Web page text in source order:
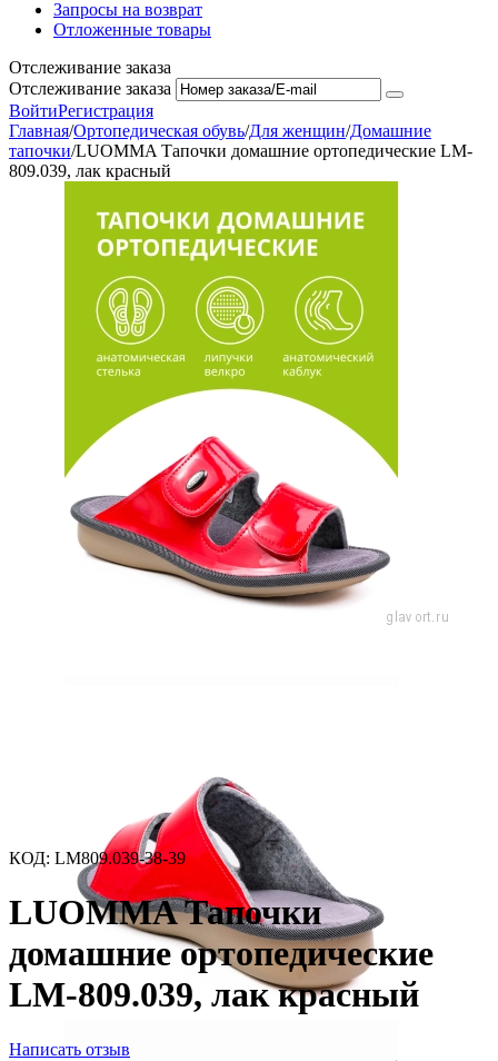
Запросы на возврат
Отложенные товары
Отслеживание заказа
Отслеживание заказа
ВойтиРегистрация
Главная/Ортопедическая обувь/Для женщин/Домашние
тапочки/LUOMMA Тапочки домашние ортопедические LM-
809.039, лак красный
КОД: LM809.039-38-39
LUOMMA Тапочки
домашние ортопедические
LM-809.039, лак красный
Написать отзыв